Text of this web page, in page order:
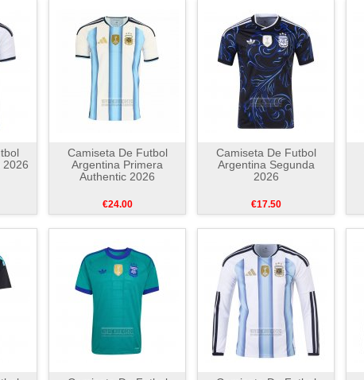
2026
Camiseta De Futbol
Argentina Primera
Authentic 2026
€24.00
Camiseta De Futbol
Argentina Segunda
2026
€17.50